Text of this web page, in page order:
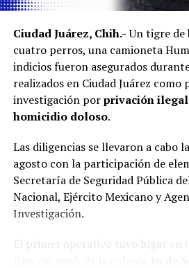
Ciudad Juárez, Chih.-Un tigre de
cuatro perros, una camioneta
indicios fueron asegurados
realizados en Ciudad Juárez como
investigación porprivación
homicidio doloso.
Las diligencias se llevaron a cabo
agosto con la participación de
Secretaría de Seguridad Pública
Nacional, Ejército Mexicano y
Investigación.
El primer operativo tuvo lugar en